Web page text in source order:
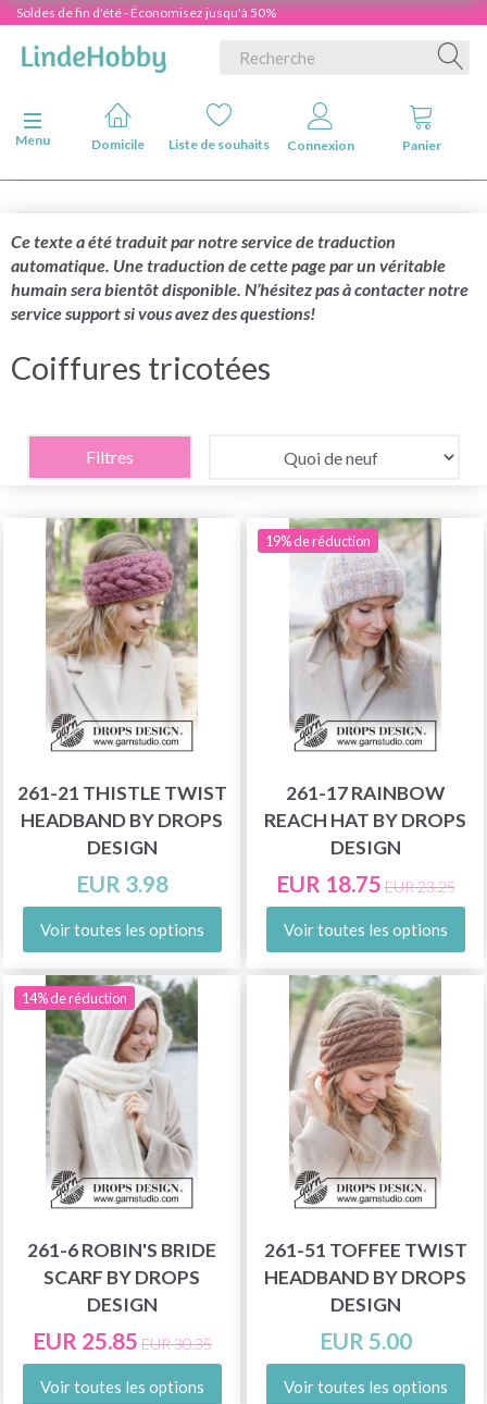
Soldes de fin d'été - Économisez jusqu'à 50%
Basculer la navigation
Menu
Domicile Liste de souhaits Connexion Panier
Ce texte a été traduit par notre service de traduction
automatique. Une traduction de cette page par un véritable
humain sera bientôt disponible. N’hésitez pas à contacter notre
service support si vous avez des questions!
Coiffures tricotées
Filtres
261-21 THISTLE TWIST
HEADBAND BY DROPS
DESIGN
EUR 3.98
Voir toutes les options
19% de réduction
261-17 RAINBOW
REACH HAT BY DROPS
DESIGN
EUR 18.75 EUR 23.25
Voir toutes les options
14% de réduction
261-6 ROBIN'S BRIDE
SCARF BY DROPS
DESIGN
EUR 25.85 EUR 30.35
Voir toutes les options
261-51 TOFFEE TWIST
HEADBAND BY DROPS
DESIGN
EUR 5.00
Voir toutes les options